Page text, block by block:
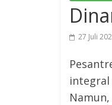
27 Juli
integral